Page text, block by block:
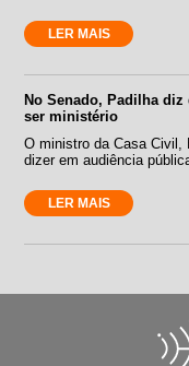
LER MAIS
No Senado, Padilha
ser ministério
O ministro da Casa Civil,
dizer em audiência
LER MAIS